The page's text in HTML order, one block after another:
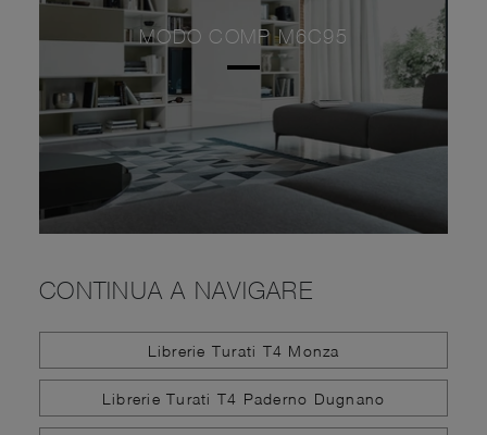
MODO COMP M6C95
CONTINUA A NAVIGARE
Librerie Turati T4 Monza
Librerie Turati T4 Paderno Dugnano